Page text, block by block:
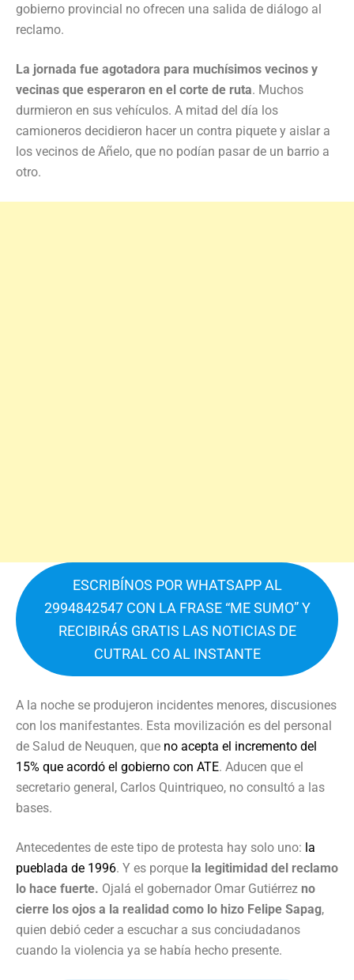
gobierno provincial no ofrecen una salida de diálogo al
reclamo.
La jornada fue agotadora para muchísimos vecinos y
vecinas que esperaron en el corte de ruta. Muchos
durmieron en sus vehículos. A mitad del día los
camioneros decidieron hacer un contra piquete y aislar a
los vecinos de Añelo, que no podían pasar de un barrio a
otro.
ESCRIBÍNOS POR WHATSAPP AL
2994842547 CON LA FRASE “ME SUMO” Y
RECIBIRÁS GRATIS LAS NOTICIAS DE
CUTRAL CO AL INSTANTE
A la noche se produjeron incidentes menores, discusiones
con los manifestantes. Esta movilización es del personal
de Salud de Neuquen, que no acepta el incremento del
15% que acordó el gobierno con ATE. Aducen que el
secretario general, Carlos Quintriqueo, no consultó a las
bases.
Antecedentes de este tipo de protesta hay solo uno: la
pueblada de 1996. Y es porque la legitimidad del reclamo
lo hace fuerte. Ojalá el gobernador Omar Gutiérrez no
cierre los ojos a la realidad como lo hizo Felipe Sapag,
quien debió ceder a escuchar a sus conciudadanos
cuando la violencia ya se había hecho presente.